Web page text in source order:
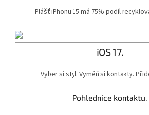
Plášť iPhonu 15 má 75% podíl
iOS 17.
Vyber si styl. Vyměň si kontakty.
Pohlednice kontaktu.